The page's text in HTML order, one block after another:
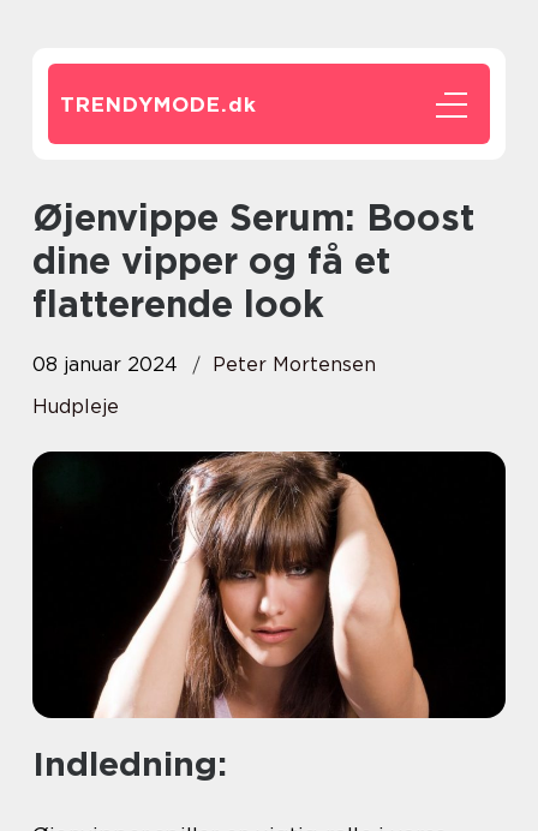
TRENDYMODE.dk
Øjenvippe Serum: Boost
dine vipper og få et
flatterende look
08 januar 2024
Peter Mortensen
Hudpleje
Indledning: